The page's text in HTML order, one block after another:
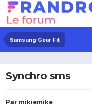
Samsung Gear Fit
Synchro sms
Par mikiemike